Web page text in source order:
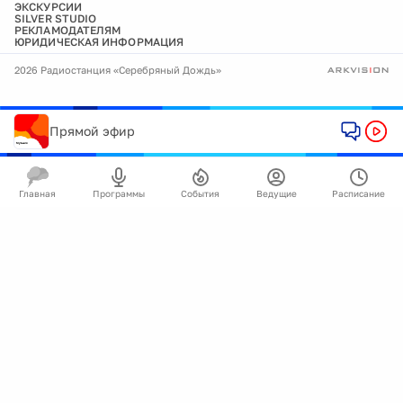
ЭКСКУРСИИ
SILVER STUDIO
РЕКЛАМОДАТЕЛЯМ
ЮРИДИЧЕСКАЯ ИНФОРМАЦИЯ
2026 Радиостанция «Серебряный Дождь»
Прямой эфир
Главная Программы События Ведущие Расписание